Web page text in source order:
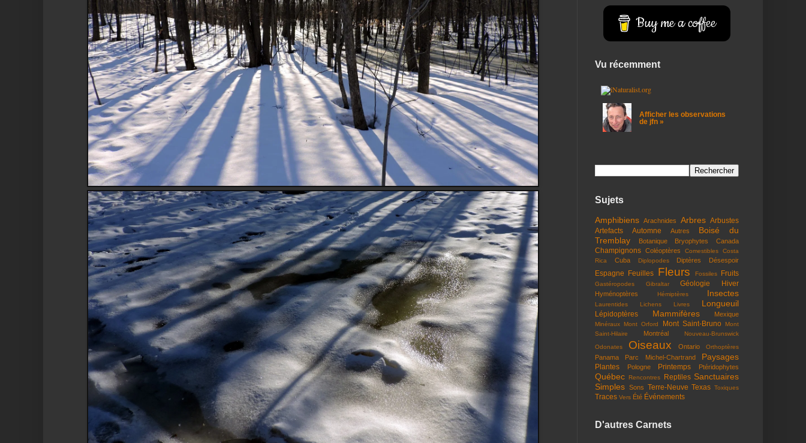
Buy me a coffee
Vu récemment
Afficher les observations
de jfn »
Sujets
Amphibiens Arachnides Arbres Arbustes
Artefacts
Automne Autres
Boisé du
Tremblay
Botanique Bryophytes Canada
Champignons Coléoptères Comestibles
Costa
Rica
Cuba Diplopodes Diptères Désespoir
Espagne Feuilles Fleurs Fossiles Fruits
Gastéropodes Gibraltar Géologie Hiver
Hyménoptères Hémiptères Insectes
Laurentides Lichens Livres Longueuil
Lépidoptères Mammifères Mexique
Minéraux Mont Orford Mont Saint-Bruno
Mont
Saint-Hilaire
Montréal
Nouveau-Brunswick
Odonates
Oiseaux Ontario Orthoptères
Panama Parc Michel-Chartrand Paysages
Plantes Pologne Printemps Ptéridophytes
Québec Rencontres Reptiles Sanctuaires
Simples Sons Terre-Neuve Texas Toxiques
Traces Vers Été Événements
D'autres Carnets